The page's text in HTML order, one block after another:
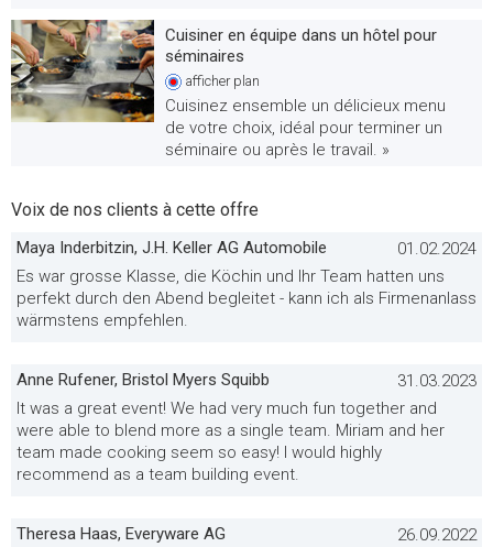
Cuisiner en équipe dans un hôtel pour
séminaires
afficherplan
Cuisinez ensemble un délicieux menu
de votre choix, idéal pour terminer un
séminaire ou après le travail. »
Voix de nos clients à cette offre
Maya Inderbitzin, J.H. Keller AG Automobile
01.02.2024
Es war grosse Klasse, die Köchin und Ihr Team hatten uns
perfekt durch den Abend begleitet - kann ich als Firmenanlass
wärmstens empfehlen.
Anne Rufener, Bristol Myers Squibb
31.03.2023
It was a great event! We had very much fun together and
were able to blend more as a single team. Miriam and her
team made cooking seem so easy! I would highly
recommend as a team building event.
Theresa Haas, Everyware AG
26.09.2022